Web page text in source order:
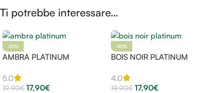
Ti potrebbe interessare…
-10%
AMBRA PLATINUM
5.0
19,90€ 17,90€
-10%
BOIS NOIR PLATINUM
4.0
19,90€ 17,90€